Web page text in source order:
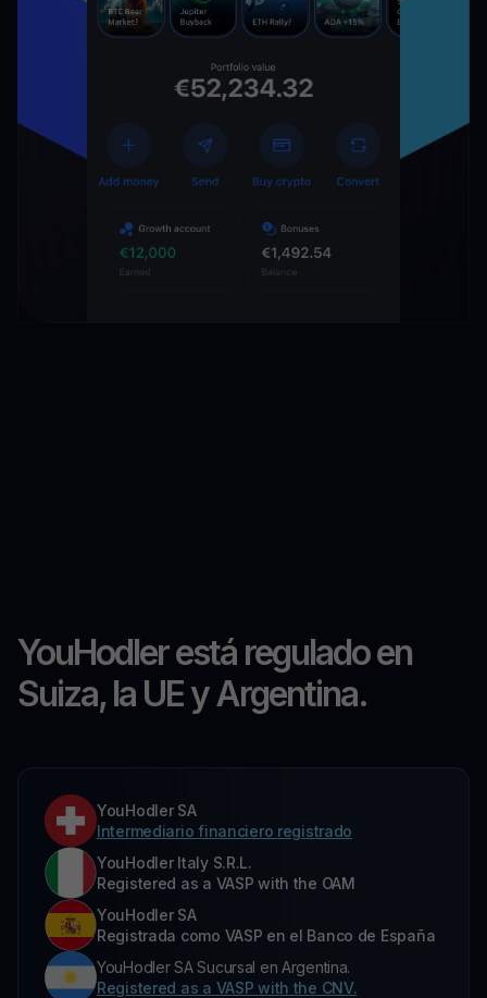
YouHodler está regulado en
Suiza, la UE y Argentina.
YouHodler SA
Intermediario financiero registrado
YouHodler Italy S.R.L.
Registered as a VASP with the OAM
YouHodler SA
Registrada como VASP en el Banco de España
YouHodler SA Sucursal en Argentina.
Registered as a VASP with the CNV.